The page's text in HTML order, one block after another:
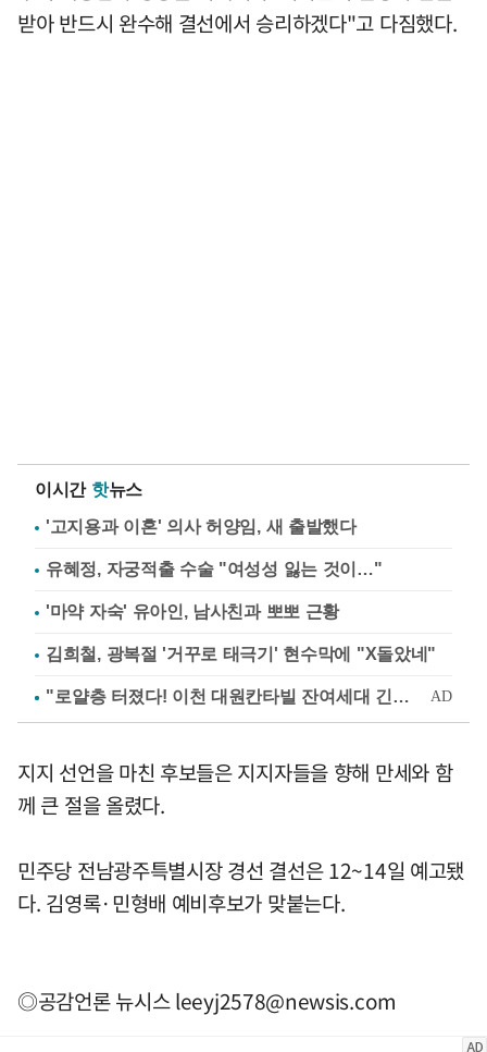
받아 반드시 완수해 결선에서 승리하겠다"고 다짐했다.
이시간 핫뉴스
'고지용과 이혼' 의사 허양임, 새 출발했다
유혜정, 자궁적출 수술 "여성성 잃는 것이…"
'마약 자숙' 유아인, 남사친과 뽀뽀 근황
김희철, 광복절 '거꾸로 태극기' 현수막에 "X돌았네"
지지 선언을 마친 후보들은 지지자들을 향해 만세와 함
께 큰 절을 올렸다.
민주당 전남광주특별시장 경선 결선은 12~14일 예고됐
다. 김영록·민형배 예비후보가 맞붙는다.
◎공감언론 뉴시스leeyj2578@newsis.com